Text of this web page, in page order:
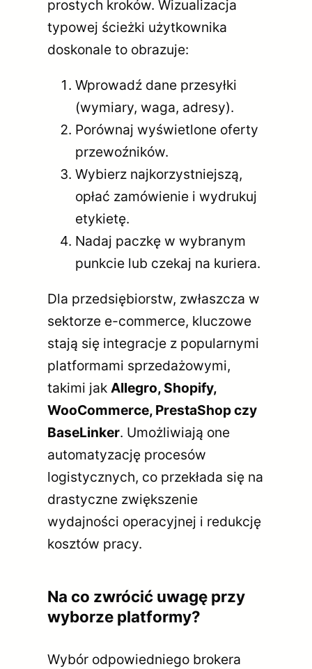
prostych kroków. Wizualizacja
typowej ścieżki użytkownika
doskonale to obrazuje:
Wprowadź dane przesyłki
(wymiary, waga, adresy).
Porównaj wyświetlone oferty
przewoźników.
Wybierz najkorzystniejszą,
opłać zamówienie i wydrukuj
etykietę.
Nadaj paczkę w wybranym
punkcie lub czekaj na kuriera.
Dla przedsiębiorstw, zwłaszcza w
sektorze e-commerce, kluczowe
stają się integracje z popularnymi
platformami sprzedażowymi,
takimi jak Allegro, Shopify,
WooCommerce, PrestaShop czy
BaseLinker. Umożliwiają one
automatyzację procesów
logistycznych, co przekłada się na
drastyczne zwiększenie
wydajności operacyjnej i redukcję
kosztów pracy.
Na co zwrócić uwagę przy
wyborze platformy?
Wybór odpowiedniego brokera